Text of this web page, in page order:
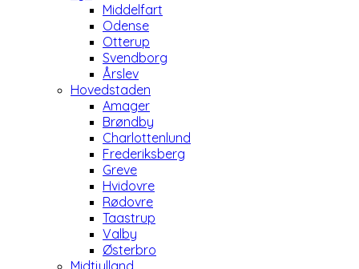
Middelfart
Odense
Otterup
Svendborg
Årslev
Hovedstaden
Amager
Brøndby
Charlottenlund
Frederiksberg
Greve
Hvidovre
Rødovre
Taastrup
Valby
Østerbro
Midtjylland